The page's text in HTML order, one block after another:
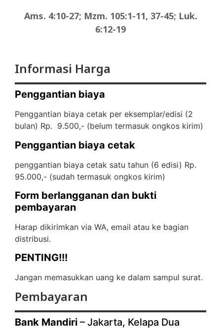
Ams. 4:10-27; Mzm. 105:1-11, 37-45; Luk.
6:12-19
Informasi Harga
Penggantian biaya
Penggantian biaya cetak per eksemplar/edisi (2
bulan) Rp. 9.500,- (belum termasuk ongkos kirim)
Penggantian biaya cetak
penggantian biaya cetak satu tahun (6 edisi) Rp.
95.000,- (sudah termasuk ongkos kirim)
Form berlangganan dan bukti
pembayaran
Harap dikirimkan via WA, email atau ke bagian
distribusi.
PENTING!!!
Jangan memasukkan uang ke dalam sampul surat.
Pembayaran
Bank Mandiri – Jakarta, Kelapa Dua